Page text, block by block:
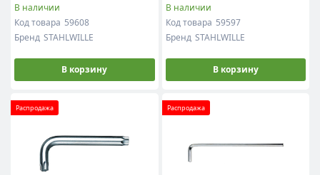
В наличии
Код товара 59608
Бренд STAHLWILLE
В корзину
В наличии
Код товара 59597
Бренд STAHLWILLE
В корзину
Распродажа Распродажа